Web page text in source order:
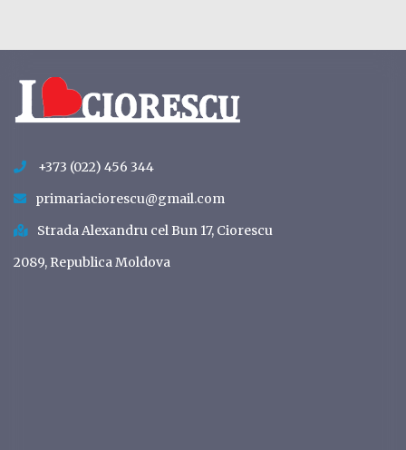
+373 (022) 456 344
primariaciorescu@gmail.com
Strada Alexandru cel Bun 17, Ciorescu
2089, Republica Moldova